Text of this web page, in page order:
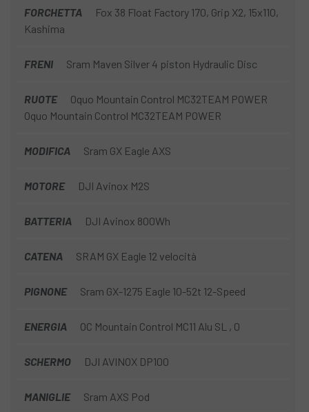
FORCHETTA
Fox 38 Float Factory 170, Grip X2, 15x110,
Kashima
FRENI Sram Maven Silver 4 piston Hydraulic Disc
RUOTE
Oquo Mountain Control MC32TEAM POWER
Oquo Mountain Control MC32TEAM POWER
MODIFICA Sram GX Eagle AXS
MOTORE DJI Avinox M2S
BATTERIA DJI Avinox 800Wh
CATENA SRAM GX Eagle 12 velocità
PIGNONE Sram GX-1275 Eagle 10-52t 12-Speed
ENERGIA OC Mountain Control MC11 Alu SL , 0
SCHERMO DJI AVINOX DP100
MANIGLIE Sram AXS Pod